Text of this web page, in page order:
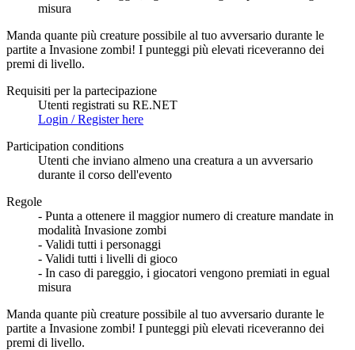
misura
Manda quante più creature possibile al tuo avversario durante le
partite a Invasione zombi! I punteggi più elevati riceveranno dei
premi di livello.
Requisiti per la partecipazione
Utenti registrati su RE.NET
Login / Register here
Participation conditions
Utenti che inviano almeno una creatura a un avversario
durante il corso dell'evento
Regole
- Punta a ottenere il maggior numero di creature mandate in
modalità Invasione zombi
- Validi tutti i personaggi
- Validi tutti i livelli di gioco
- In caso di pareggio, i giocatori vengono premiati in egual
misura
Manda quante più creature possibile al tuo avversario durante le
partite a Invasione zombi! I punteggi più elevati riceveranno dei
premi di livello.